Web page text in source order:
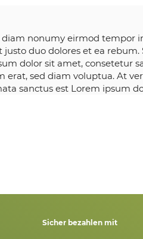
nonumy eirmod tempor
duo dolores et ea
dolor sit amet, consetetur
sed diam voluptua. At
sanctus est Lorem ipsum
Sicher bezahlen mit